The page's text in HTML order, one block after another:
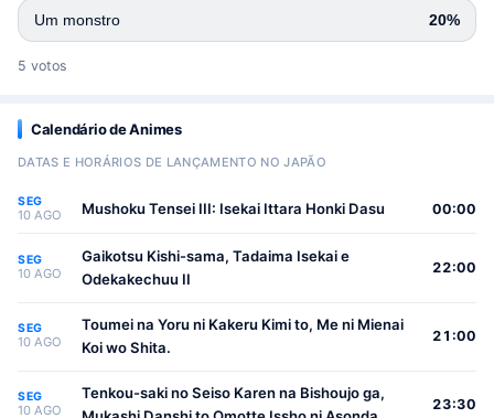
Um monstro 20%
5 votos
Calendário de Animes
DATAS E HORÁRIOS DE LANÇAMENTO NO JAPÃO
SEG
10 AGO Mushoku Tensei III: Isekai Ittara Honki Dasu 00:00
SEG
10 AGO
Gaikotsu Kishi-sama, Tadaima Isekai e
Odekakechuu II
22:00
SEG
10 AGO
Toumei na Yoru ni Kakeru Kimi to, Me ni Mienai
Koi wo Shita.
21:00
SEG
10 AGO
Tenkou-saki no Seiso Karen na Bishoujo ga,
23:30